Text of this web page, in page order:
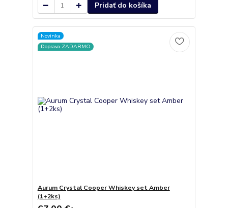
Pridať do košíka
Novinka
Doprava ZADARMO
Aurum Crystal Cooper Whiskey set Amber
(1+2ks)